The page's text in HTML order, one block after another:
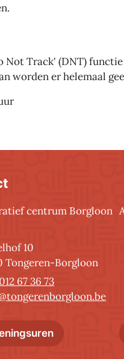
Not Track' (DNT)
worden er helemaal
centrum Borgloon
10
Tongeren-Borgloon
012 67 36 73
tongerenborgloon.be